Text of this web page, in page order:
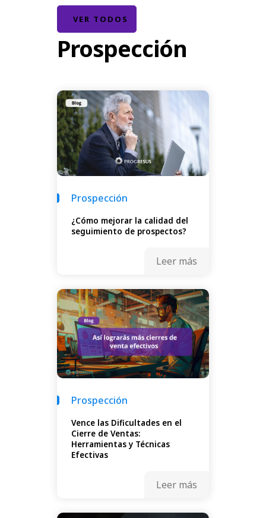
VER TODOS
Prospección
Prospección
¿Cómo mejorar la calidad del
seguimiento de prospectos?
Leer más
Prospección
Vence las Dificultades en el
Cierre de Ventas:
Herramientas y Técnicas
Efectivas
Leer más